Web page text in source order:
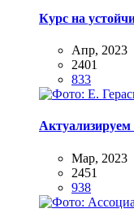
Курс на
Апр, 2023
2401
833
Актуализируем
Мар, 2023
2451
938